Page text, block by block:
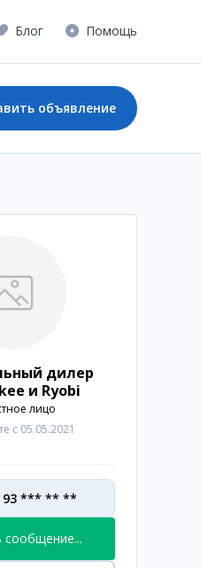
Блог Помощь
объявление
дилер
и Ryobi
лицо
с 05.05.2021
93 *** ** **
сообщение...